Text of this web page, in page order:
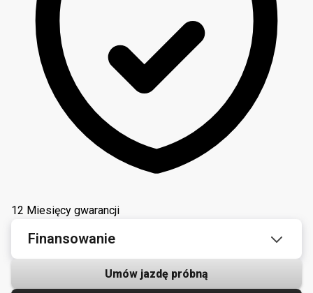
12 Miesięcy gwarancji
Finansowanie
Umów jazdę próbną